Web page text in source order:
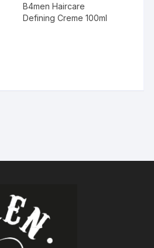
B4men Haircare
Defining Creme 100ml